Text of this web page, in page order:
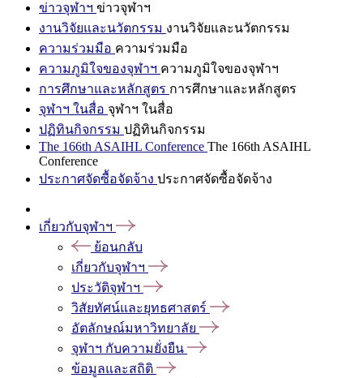
ข่าวจุฬาฯ ข่าวจุฬาฯ
งานวิจัยและนวัตกรรม งานวิจัยและนวัตกรรม
ความร่วมมือ ความร่วมมือ
ความภูมิใจของจุฬาฯ ความภูมิใจของจุฬาฯ
การศึกษาและหลักสูตร การศึกษาและหลักสูตร
จุฬาฯ ในสื่อ จุฬาฯ ในสื่อ
ปฏิทินกิจกรรม ปฏิทินกิจกรรม
The 166th ASAIHL Conference The 166th ASAIHL
Conference
ประกาศจัดซื้อจัดจ้าง ประกาศจัดซื้อจัดจ้าง
เกี่ยวกับจุฬาฯ
ย้อนกลับ
เกี่ยวกับจุฬาฯ
ประวัติจุฬาฯ
วิสัยทัศน์และยุทธศาสตร์
อัตลักษณ์มหาวิทยาลัย
จุฬาฯ กับความยั่งยืน
ข้อมูลและสถิติ